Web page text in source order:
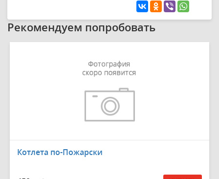
Рекомендуем попробовать
Котлета по-Пожарски